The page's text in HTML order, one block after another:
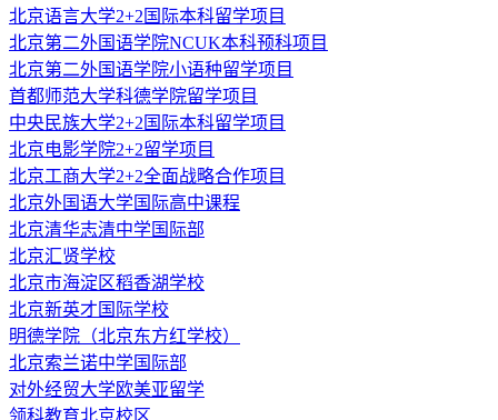
北京语言大学2+2国际本科留学项目
北京第二外国语学院NCUK本科预科项目
北京第二外国语学院小语种留学项目
首都师范大学科德学院留学项目
中央民族大学2+2国际本科留学项目
北京电影学院2+2留学项目
北京工商大学2+2全面战略合作项目
北京外国语大学国际高中课程
北京清华志清中学国际部
北京汇贤学校
北京市海淀区稻香湖学校
北京新英才国际学校
明德学院（北京东方红学校）
北京索兰诺中学国际部
对外经贸大学欧美亚留学
领科教育北京校区